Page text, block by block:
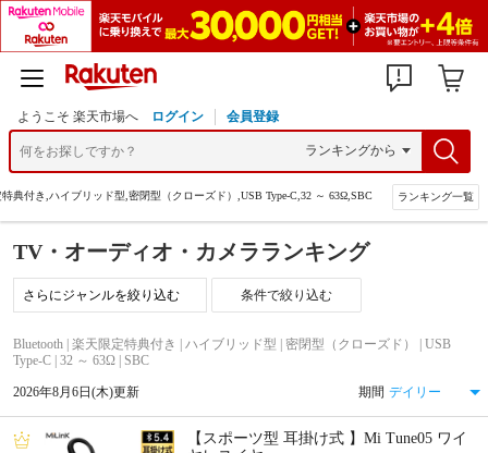
ようこそ 楽天市場へ ログイン 会員登録
典付き,ハイブリッド型,密閉型（クローズド）,USB Type-C,32 ～ 63Ω,SBC ランキング一覧
TV・オーディオ・カメラランキング
条件で絞り込む
Bluetooth | 楽天限定特典付き | ハイブリッド型 | 密閉型（クローズド） | USB
Type-C | 32 ～ 63Ω | SBC
2026年8月6日(木)更新 期間
【スポーツ型 耳掛け式 】Mi Tune05 ワイ